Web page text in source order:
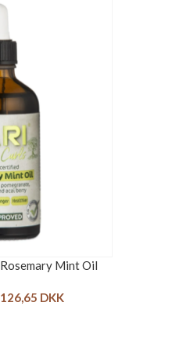
Mint Oil
126,65 DKK